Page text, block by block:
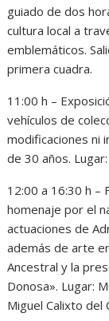
guiado de dos
cultura local a
emblemáticos.
primera cuadra.
11:00 h –
vehículos de
modificaciones ni
de 30 años.
12:00 a 16:30 h –
homenaje por el
actuaciones de
además de arte
Ancestral y la
Donosa». Lugar:
Miguel Calixto del